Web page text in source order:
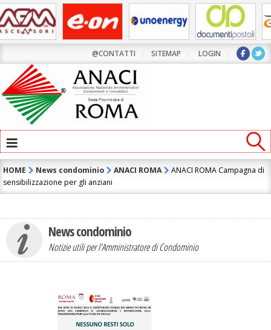
@CONTATTI SITEMAP LOGIN
≡
HOME News condominio ANACI ROMA
ANACI ROMA Campagna di
sensibilizzazione per gli anziani
News condominio
Notizie utili per l'Amministratore di Condominio